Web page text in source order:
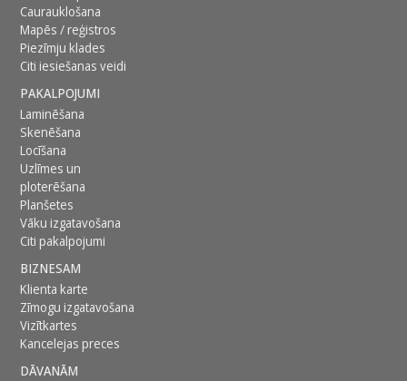
Caurauklošana
Mapēs / reģistros
Piezīmju klades
Citi iesiešanas veidi
PAKALPOJUMI
Laminēšana
Skenēšana
Locīšana
Uzlīmes un
ploterēšana
Planšetes
Vāku izgatavošana
Citi pakalpojumi
BIZNESAM
Klienta karte
Zīmogu izgatavošana
Vizītkartes
Kancelejas preces
DĀVANĀM